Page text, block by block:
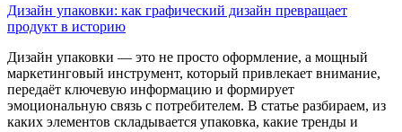
Дизайн упаковки: как графический дизайн превращает
продукт в историю
Дизайн упаковки — это не просто оформление, а мощный
маркетинговый инструмент, который привлекает внимание,
передаёт ключевую информацию и формирует
эмоциональную связь с потребителем. В статье разбираем, из
каких элементов складывается упаковка, какие тренды и